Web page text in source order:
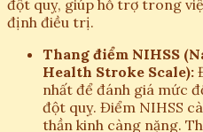
đột quỵ, giúp hỗ trợ trong
định điều trị.
Thang điểm NIHSS
Health Stroke Scale):
nhất để đánh giá mức
đột quỵ. Điểm NIHSS
thần kinh càng nặng.